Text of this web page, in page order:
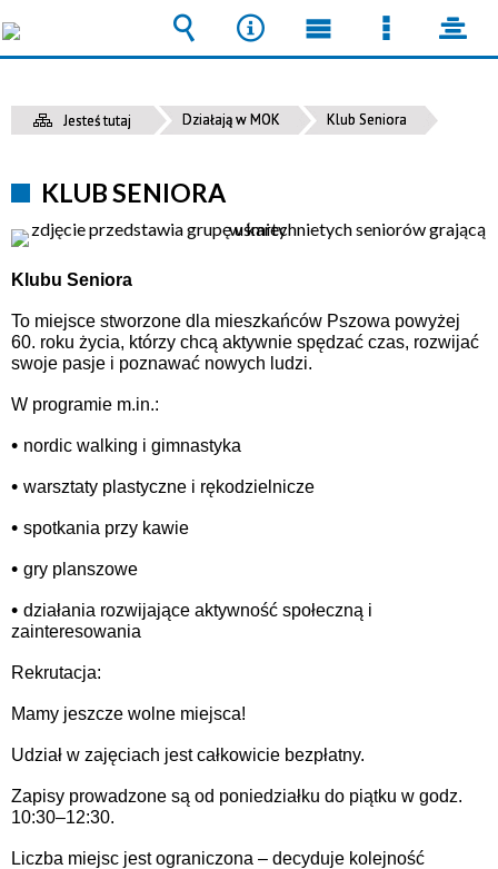
Jesteś tutaj Działają w MOK Klub Seniora
KLUB SENIORA
Klubu Seniora
To miejsce stworzone dla mieszkańców Pszowa powyżej
60. roku życia, którzy chcą aktywnie spędzać czas, rozwijać
swoje pasje i poznawać nowych ludzi.
W programie m.in.:
• nordic walking i gimnastyka
• warsztaty plastyczne i rękodzielnicze
• spotkania przy kawie
• gry planszowe
• działania rozwijające aktywność społeczną i
zainteresowania
Rekrutacja:
Mamy jeszcze wolne miejsca!
Udział w zajęciach jest całkowicie bezpłatny.
Zapisy prowadzone są od poniedziałku do piątku w godz.
10:30–12:30.
Liczba miejsc jest ograniczona – decyduje kolejność
Wyszukiwarka
Narzędzia
MenuMenu